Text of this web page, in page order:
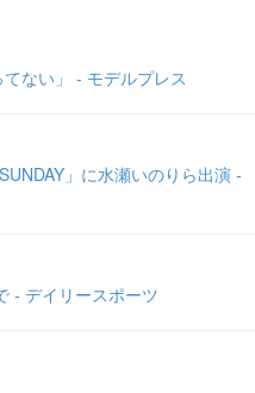
ない」 - モデルプレス
」に水瀬いのりら出演 -
- デイリースポーツ